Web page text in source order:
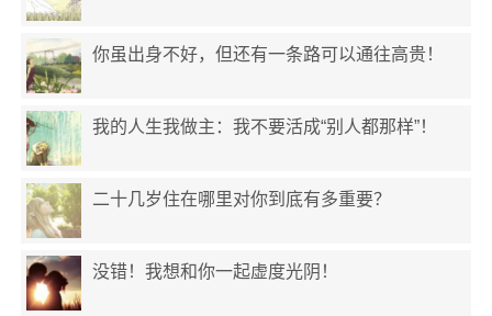
你虽出身不好，但还有一条路可以通往高贵！
我的人生我做主：我不要活成“别人都那样”！
二十几岁住在哪里对你到底有多重要？
没错！我想和你一起虚度光阴！